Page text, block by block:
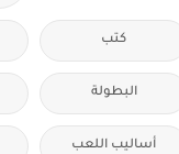
كتب
البطولة
أساليب اللعب